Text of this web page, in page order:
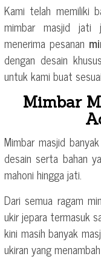
Kami telah memiliki
mimbar masjid jati
menerima pesanan
dengan desain
untuk kami buat
Mimbar
Mimbar masjid
desain serta bahan
mahoni hingga jati.
Dari semua ragam
ukir jepara termasuk
kini masih banyak
ukiran yang